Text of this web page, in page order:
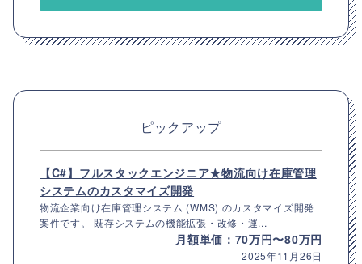
ピックアップ
【C#】フルスタックエンジニア★物流向け在庫管理
システムのカスタマイズ開発
物流企業向け在庫管理システム (WMS) のカスタマイズ開発
案件です。 既存システムの機能拡張・改修・運...
月額単価：70万円〜80万円
2025年11月26日